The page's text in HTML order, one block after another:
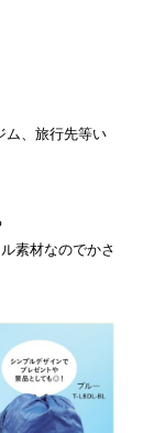
ム、旅行先等い
素材なのでかさ